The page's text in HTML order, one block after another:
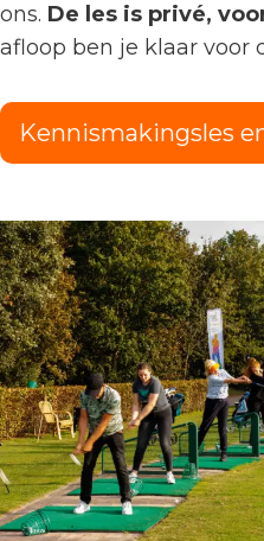
ons. De les is privé,
afloop ben je klaar voor
Kennismakingsles